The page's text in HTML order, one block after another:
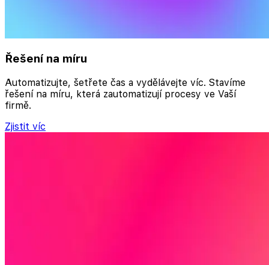
Řešení na míru
Automatizujte, šetřete čas a vydělávejte víc. Stavíme
řešení na míru, která zautomatizují procesy ve Vaší
firmě.
Zjistit víc